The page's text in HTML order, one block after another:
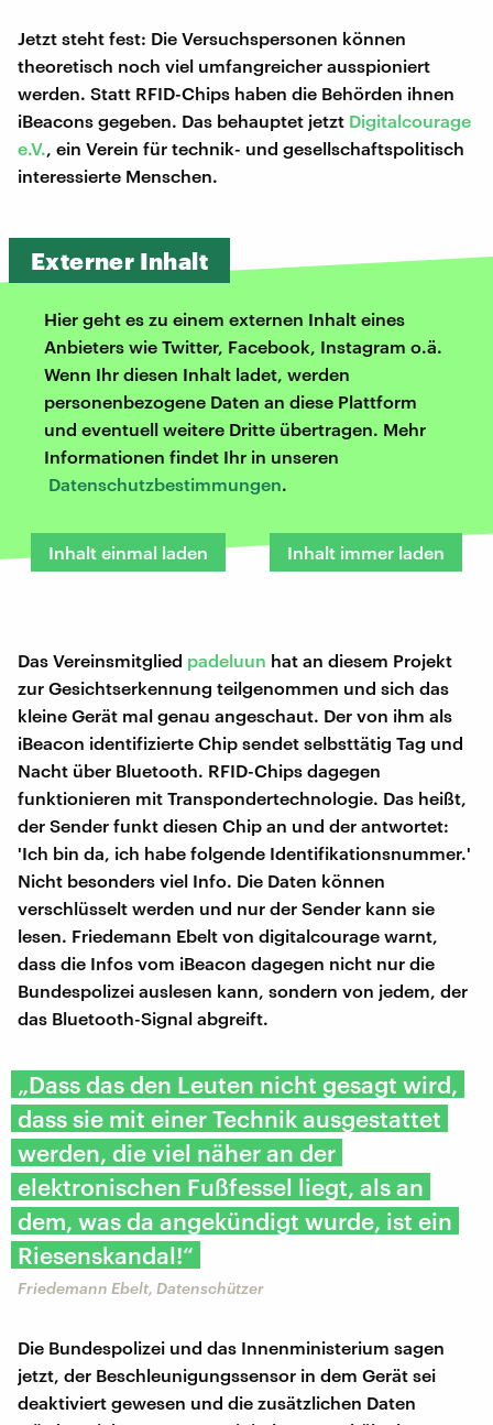
Jetzt steht fest: Die Versuchspersonen können
theoretisch noch viel umfangreicher ausspioniert
werden. Statt RFID-Chips haben die Behörden ihnen
iBeacons gegeben. Das behauptet jetzt Digitalcourage
e.V. , ein Verein für technik- und gesellschaftspolitisch
interessierte Menschen.
Externer Inhalt
Hier geht es zu einem externen Inhalt eines
Anbieters wie Twitter, Facebook, Instagram o.ä.
Wenn Ihr diesen Inhalt ladet, werden
personenbezogene Daten an diese Plattform
und eventuell weitere Dritte übertragen. Mehr
Informationen findet Ihr in unseren
Datenschutzbestimmungen.
Inhalt einmal laden Inhalt immer laden
Das Vereinsmitglied padeluun hat an diesem Projekt
zur Gesichtserkennung teilgenommen und sich das
kleine Gerät mal genau angeschaut. Der von ihm als
iBeacon identifizierte Chip sendet selbsttätig Tag und
Nacht über Bluetooth. RFID-Chips dagegen
funktionieren mit Transpondertechnologie. Das heißt,
der Sender funkt diesen Chip an und der antwortet:
'Ich bin da, ich habe folgende Identifikationsnummer.'
Nicht besonders viel Info. Die Daten können
verschlüsselt werden und nur der Sender kann sie
lesen. Friedemann Ebelt von digitalcourage warnt,
dass die Infos vom iBeacon dagegen nicht nur die
Bundespolizei auslesen kann, sondern von jedem, der
das Bluetooth-Signal abgreift.
„Dass das den Leuten nicht gesagt wird,
dass sie mit einer Technik ausgestattet
werden, die viel näher an der
elektronischen Fußfessel liegt, als an
dem, was da angekündigt wurde, ist ein
Riesenskandal!“
Friedemann Ebelt, Datenschützer
Die Bundespolizei und das Innenministerium sagen
jetzt, der Beschleunigungssensor in dem Gerät sei
deaktiviert gewesen und die zusätzlichen Daten